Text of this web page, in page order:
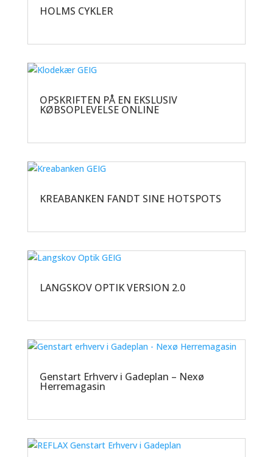
HOLMS CYKLER
OPSKRIFTEN PÅ EN EKSLUSIV
KØBSOPLEVELSE ONLINE
KREABANKEN FANDT SINE HOTSPOTS
LANGSKOV OPTIK VERSION 2.0
Genstart Erhverv i Gadeplan – Nexø
Herremagasin